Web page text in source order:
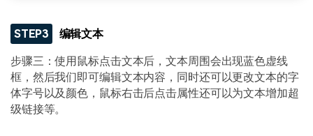
STEP3 编辑文本
步骤三：使用鼠标点击文本后，文本周围会出现蓝色虚线
框，然后我们即可编辑文本内容，同时还可以更改文本的字
体字号以及颜色，鼠标右击后点击属性还可以为文本增加超
级链接等。